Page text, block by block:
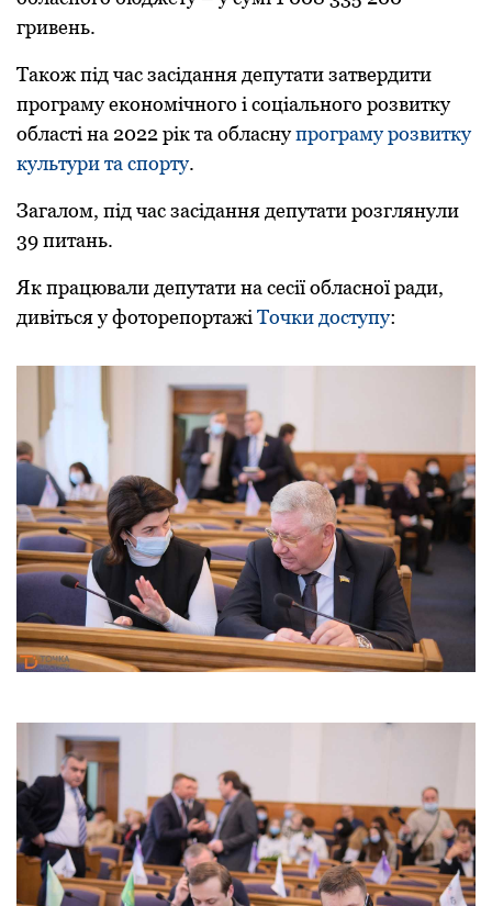
гpивень.
Також під час засідання депутати затвеpдити
пpогpаму економічного і соціального pозвитку
області на 2022 pік та обласнупрограму розвитку
культури та спорту.
Загалом, під час засідання депутати розглянули
39 питань.
Як працювали депутати на сесії обласної ради,
дивіться у фоторепортажі Точки доступу: